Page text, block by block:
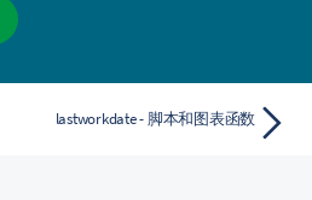
lastworkdate - 脚本和图表函数